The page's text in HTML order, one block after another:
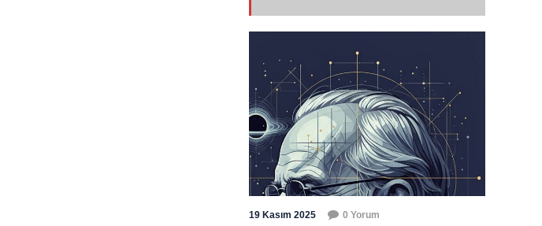
19 Kasım 2025 0 Yorum